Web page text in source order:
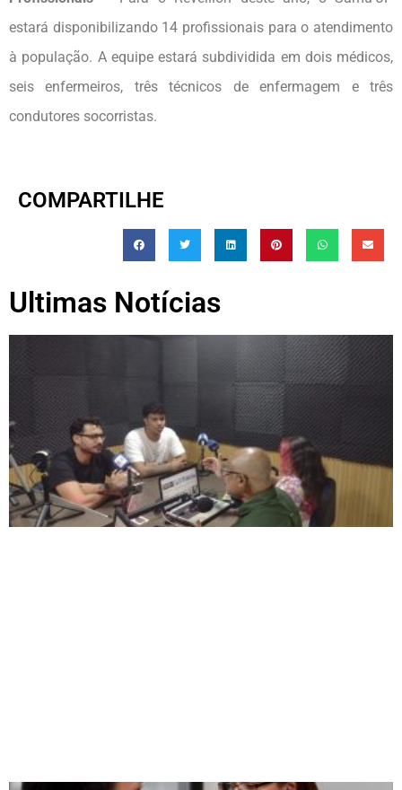
estará disponibilizando 14 profissionais para o atendimento
à população. A equipe estará subdividida em dois médicos,
seis enfermeiros, três técnicos de enfermagem e três
condutores socorristas.
COMPARTILHE
Ultimas Notícias